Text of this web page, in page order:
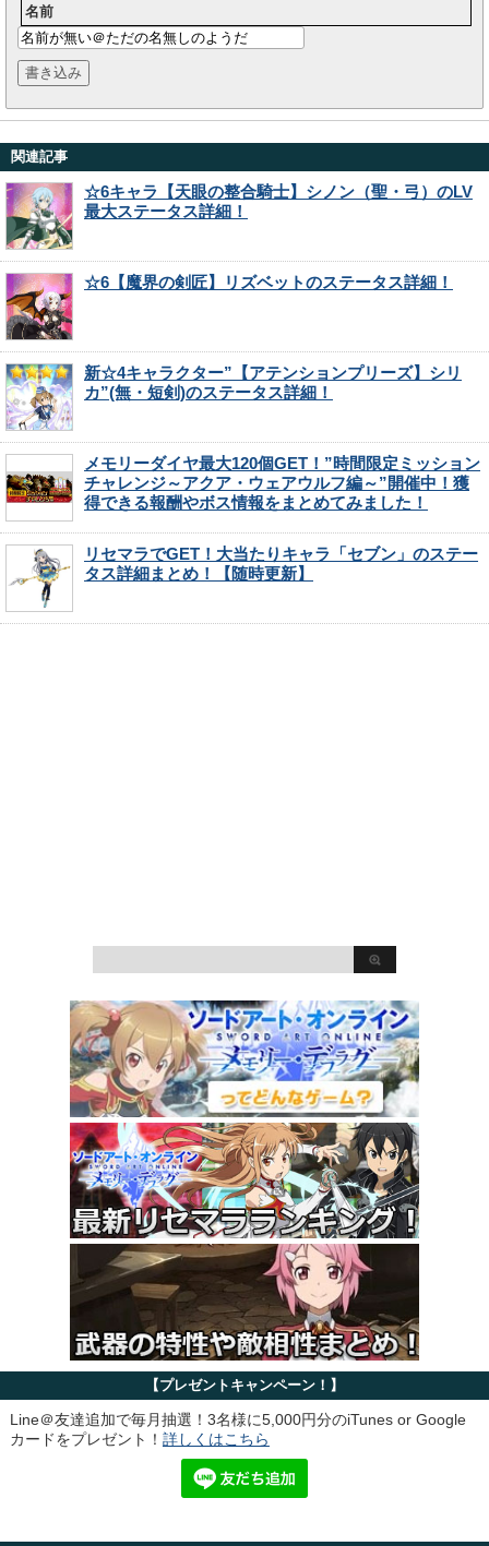
名前
関連記事
☆6キャラ【天眼の整合騎士】シノン（聖・弓）のLV
最大ステータス詳細！
☆6【魔界の剣匠】リズベットのステータス詳細！
新☆4キャラクター”【アテンションプリーズ】シリ
カ”(無・短剣)のステータス詳細！
メモリーダイヤ最大120個GET！”時間限定ミッション
チャレンジ～アクア・ウェアウルフ編～”開催中！獲
得できる報酬やボス情報をまとめてみました！
リセマラでGET！大当たりキャラ「セブン」のステー
タス詳細まとめ！【随時更新】
【プレゼントキャンペーン！】
Line＠友達追加で毎月抽選！3名様に5,000円分のiTunes or Google
カードをプレゼント！ 詳しくはこちら